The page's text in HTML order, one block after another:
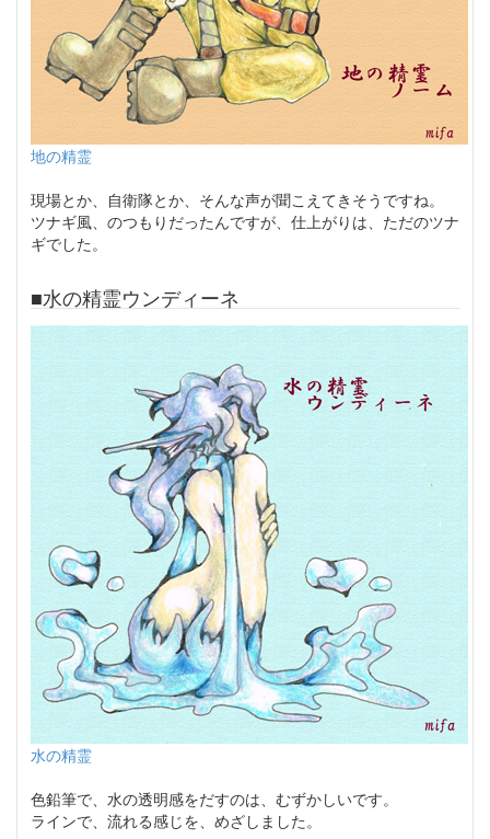
地の精霊
現場とか、自衛隊とか、そんな声が聞こえてきそうですね。
ツナギ風、のつもりだったんですが、仕上がりは、ただのツナ
ギでした。
■水の精霊ウンディーネ
水の精霊
色鉛筆で、水の透明感をだすのは、むずかしいです。
ラインで、流れる感じを、めざしました。